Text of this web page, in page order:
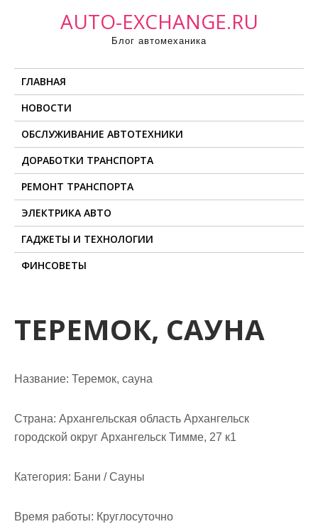
AUTO-EXCHANGE.RU
Блог автомеханика
ГЛАВНАЯ
НОВОСТИ
ОБСЛУЖИВАНИЕ АВТОТЕХНИКИ
ДОРАБОТКИ ТРАНСПОРТА
РЕМОНТ ТРАНСПОРТА
ЭЛЕКТРИКА АВТО
ГАДЖЕТЫ И ТЕХНОЛОГИИ
ФИНСОВЕТЫ
ТЕРЕМОК, САУНА
Название: Теремок, сауна
Страна: Архангельская область Архангельск
городской округ Архангельск Тимме, 27 к1
Категория: Бани / Сауны
Время работы: Круглосуточно